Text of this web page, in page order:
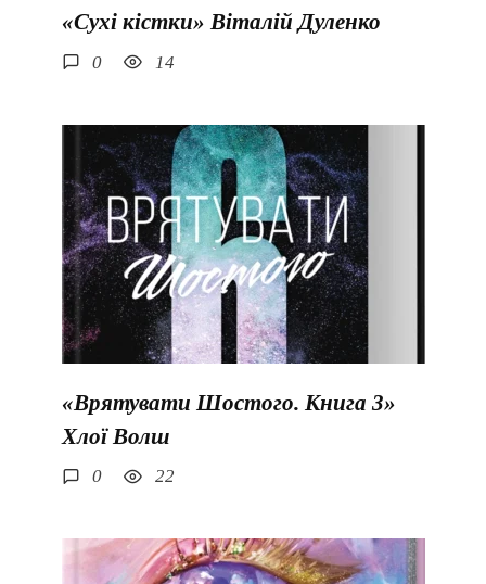
«Сухі кістки» Віталій Дуленко
0 14
«Врятувати Шостого. Книга 3»
Хлої Волш
0 22